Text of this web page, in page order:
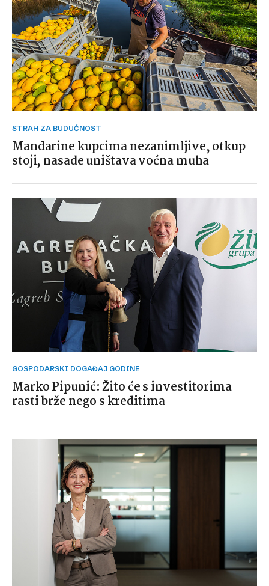
STRAH ZA BUDUĆNOST
Mandarine kupcima nezanimljive, otkup
stoji, nasade uništava voćna muha
GOSPODARSKI DOGAĐAJ GODINE
Marko Pipunić: Žito će s investitorima
rasti brže nego s kreditima